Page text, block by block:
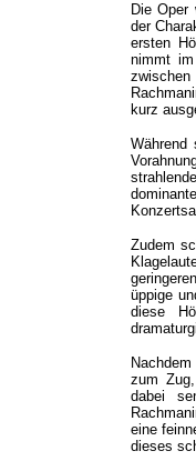
Die Oper
der
ersten
nimmt
zwischen
kurz
Zudem
üppige
diese
zum
dabei
eine
dieses